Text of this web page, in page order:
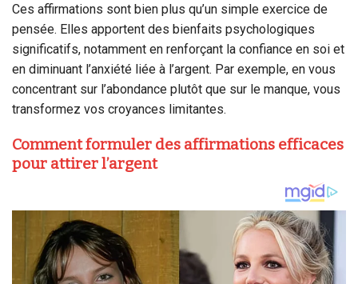
Ces affirmations sont bien plus qu’un simple exercice de
pensée. Elles apportent des bienfaits psychologiques
significatifs, notamment en renforçant la confiance en soi et
en diminuant l’anxiété liée à l’argent. Par exemple, en vous
concentrant sur l’abondance plutôt que sur le manque, vous
transformez vos croyances limitantes.
Comment formuler des affirmations efficaces
pour attirer l’argent